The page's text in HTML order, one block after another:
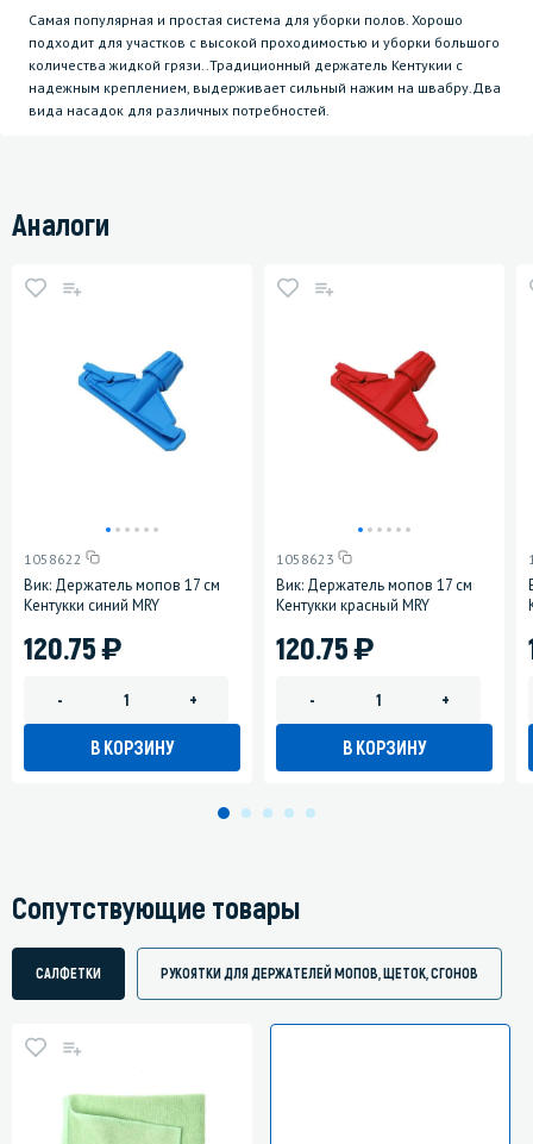
Самая популярная и простая система для уборки полов. Хорошо
подходит для участков с высокой проходимостью и уборки большого
количества жидкой грязи..Традиционный держатель Кентукии с
надежным креплением, выдерживает сильный нажим на швабру.Два
вида насадок для различных потребностей.
Аналоги
1058622
Вик: Держатель мопов 17 см
Кентукки синий MRY
120.75)
- +
В КОРЗИНУ
1058623
Вик: Держатель мопов 17 см
Кентукки красный MRY
120.75)
- +
В КОРЗИНУ
Сопутствующие товары
САЛФЕТКИ РУКОЯТКИ ДЛЯ ДЕРЖАТЕЛЕЙ МОПОВ, ЩЕТОК, СГОНОВ